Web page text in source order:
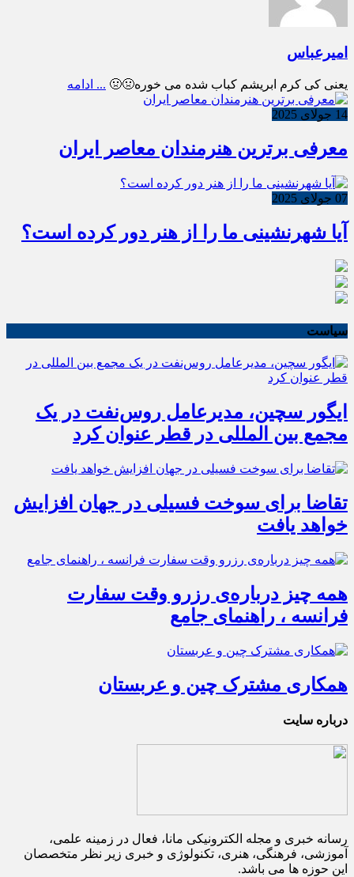
امیرعباس
یعنی کی کرم ابریشم کباب شده می خوره🤢🤢 ... ادامه
14 جولای 2025
معرفی برترین هنرمندان معاصر ایران
07 جولای 2025
آیا شهرنشینی ما را از هنر دور کرده است؟
سیاست
ایگور سچین، مدیرعامل روس‌نفت در یک
مجمع بین المللی در قطر عنوان کرد
تقاضا برای سوخت فسیلی در جهان افزایش
خواهد یافت
همه چیز درباره‌ی رزرو وقت سفارت
فرانسه ، راهنمای جامع
همکاری مشترک چین و عربستان
درباره سایت
رسانه خبری و مجله الکترونیکی مانا، فعال در زمینه علمی،
آموزشی، فرهنگی، هنری، تکنولوژی و خبری زیر نظر متخصصان
این حوزه ها می باشد.